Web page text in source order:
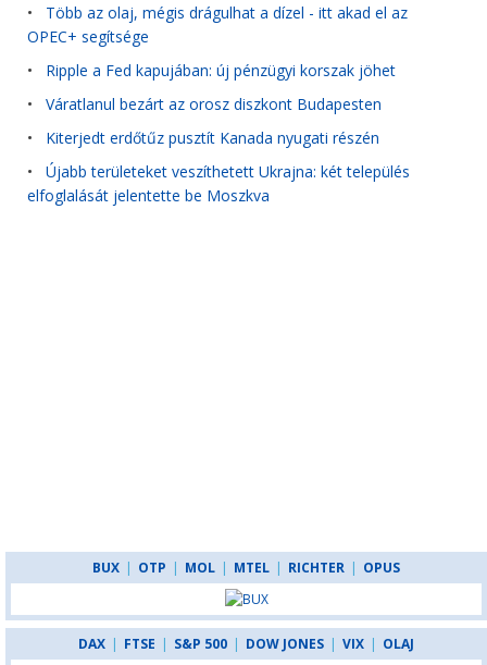
• Több az olaj, mégis drágulhat a dízel - itt akad el az
OPEC+ segítsége
• Ripple a Fed kapujában: új pénzügyi korszak jöhet
• Váratlanul bezárt az orosz diszkont Budapesten
• Kiterjedt erdőtűz pusztít Kanada nyugati részén
• Újabb területeket veszíthetett Ukrajna: két település
elfoglalását jelentette be Moszkva
BUX | OTP | MOL | MTEL | RICHTER | OPUS
DAX | FTSE | S&P 500 | DOW JONES | VIX | OLAJ